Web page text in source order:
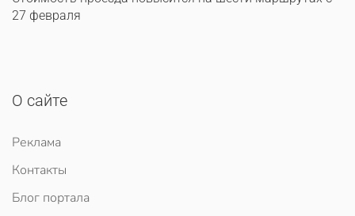
27 февраля
О сайте
Реклама
Контакты
Блог портала